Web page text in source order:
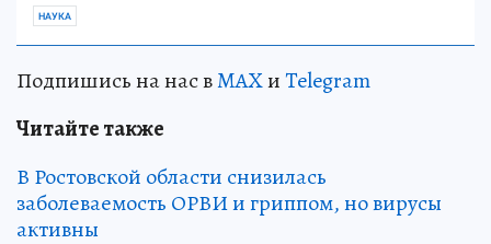
НАУКА
Подпишись на нас вMAXиTelegram
Читайте также
В Ростовской области снизилась
заболеваемость ОРВИ и гриппом, но вирусы
активны